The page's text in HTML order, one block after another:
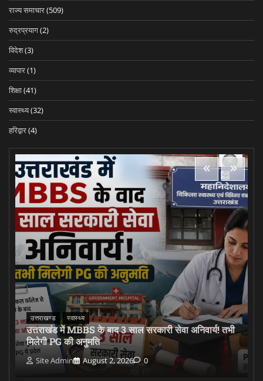
राज्य समाचार(509)
रुद्रप्रयाग(2)
विदेश(3)
व्यापार(1)
शिक्षा(41)
स्वास्थ्य(32)
हरिद्वार(4)
उत्तराखण्ड स्वास्थ्य
उत्तराखंड में MBBS के बाद 3 साल सरकारी सेवा अनिवार्य! तभी
मिलेगी PG की अनुमति
Site Admin August 2, 2026 0